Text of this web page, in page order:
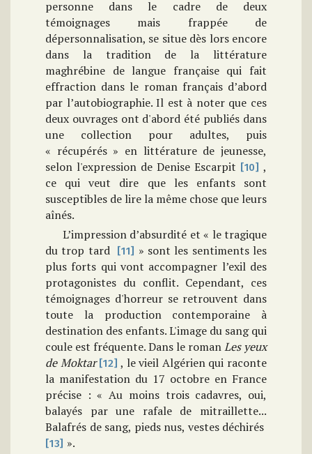
personne dans le cadre de deux
témoignages mais frappée de
dépersonnalisation, se situe dès lors encore
dans la tradition de la littérature
maghrébine de langue française qui fait
effraction dans le roman français d’abord
par l’autobiographie. Il est à noter que ces
deux ouvrages ont d'abord été publiés dans
une collection pour adultes, puis
« récupérés » en littérature de jeunesse,
selon l'expression de Denise Escarpit [10] ,
ce qui veut dire que les enfants sont
susceptibles de lire la même chose que leurs
aînés.
L’impression d’absurdité et « le tragique
du trop tard
[11] » sont les sentiments les
plus forts qui vont accompagner l’exil des
protagonistes du conflit. Cependant, ces
témoignages d'horreur se retrouvent dans
toute la production contemporaine à
destination des enfants. L'image du sang qui
coule est fréquente. Dans le romanLes yeux
deMoktar [12] , le vieil Algérien qui raconte
la manifestation du 17 octobre en France
précise : « Au moins trois cadavres, oui,
balayés par une rafale de mitraillette...
Balafrés de sang, pieds nus, vestes déchirés
[13] ».